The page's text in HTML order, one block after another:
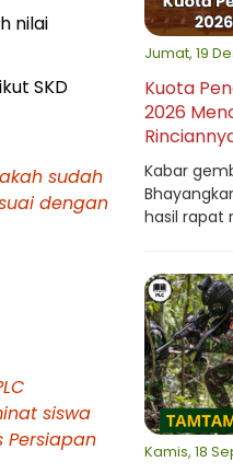
nilai
SKD
sudah
dengan
siswa
Persiapan
Jumat, 19
Kuota
2026
Kabar
hasil rapat
Kamis, 18